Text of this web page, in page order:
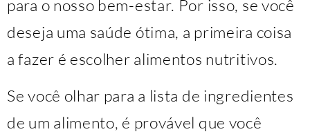
para o nosso bem-estar. Por isso, se você
deseja uma saúde ótima, a primeira coisa
a fazer é escolher alimentos nutritivos.
Se você olhar para a lista de ingredientes
de um alimento, é provável que você